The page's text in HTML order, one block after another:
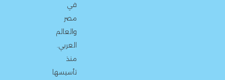
في
مصر
والعالم
العربي.
منذ
تأسيسها